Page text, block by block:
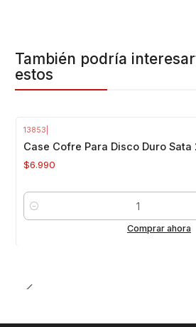
También podría
estos
13853
Case Cofre Para Disco Duro Sata
$6.990
Cantidad
Comprar ahora